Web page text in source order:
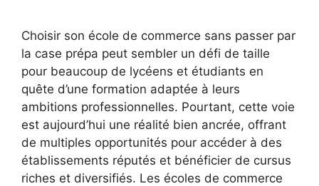
Choisir son école de commerce sans passer par
la case prépa peut sembler un défi de taille
pour beaucoup de lycéens et étudiants en
quête d’une formation adaptée à leurs
ambitions professionnelles. Pourtant, cette voie
est aujourd’hui une réalité bien ancrée, offrant
de multiples opportunités pour accéder à des
établissements réputés et bénéficier de cursus
riches et diversifiés. Les écoles de commerce